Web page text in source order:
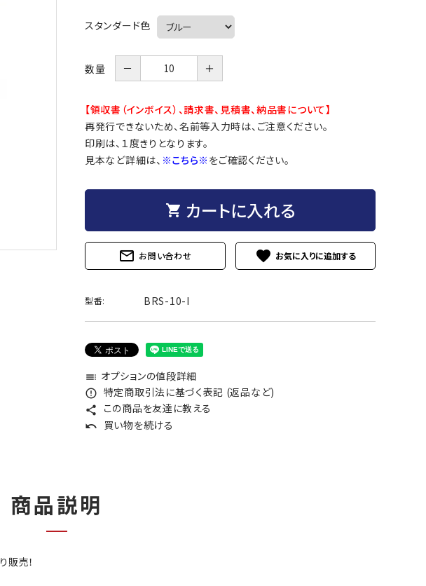
スタンダード色
数量 － ＋
【領収書（インボイス）、請求書、見積書、納品書について】
再発行できないため、名前等入力時は、ご注意ください。
印刷は、１度きりとなります。
見本など詳細は、 ※こちら※ をご確認ください。
shopping_cart カートに入れる
mail_outline お問い合わせ favorite
型番: BRS-10-I
toc オプションの値段詳細
error_outline 特定商取引法に基づく表記 (返品など)
share この商品を友達に教える
undo 買い物を続ける
商品説明
販売！